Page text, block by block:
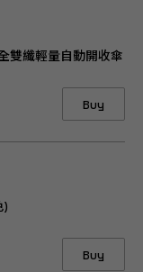
雙纖輕量自動開收傘
Buy
)
Buy